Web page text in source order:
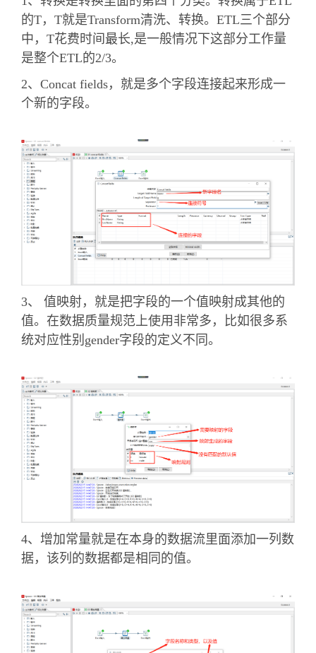
的T，T就是Transform清洗、转换。ETL三个部分
中，T花费时间最长,是一般情况下这部分工作量
是整个ETL的2/3。
2、Concat fields，就是多个字段连接起来形成一
个新的字段。
3、 值映射，就是把字段的一个值映射成其他的
值。在数据质量规范上使用非常多，比如很多系
统对应性别gender字段的定义不同。
4、增加常量就是在本身的数据流里面添加一列数
据，该列的数据都是相同的值。